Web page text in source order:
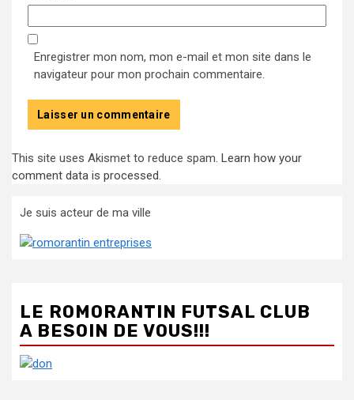
Enregistrer mon nom, mon e-mail et mon site dans le
navigateur pour mon prochain commentaire.
This site uses Akismet to reduce spam. Learn how your
comment data is processed.
Je suis acteur de ma ville
LE ROMORANTIN FUTSAL CLUB
A BESOIN DE VOUS!!!